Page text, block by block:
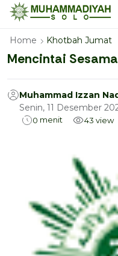
Home Khotbah Jumat
Mencintai Sesama
Muhammad Izzan
Senin, 11 Desember
0 menit 43 view